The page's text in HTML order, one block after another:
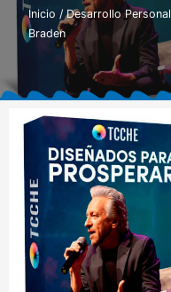
Inicio /Desarrollo Personal
Braden